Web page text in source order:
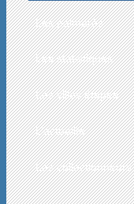
Les palmarès
Les statistiques
Les villes étapes
L’actualité
Les collectionneurs